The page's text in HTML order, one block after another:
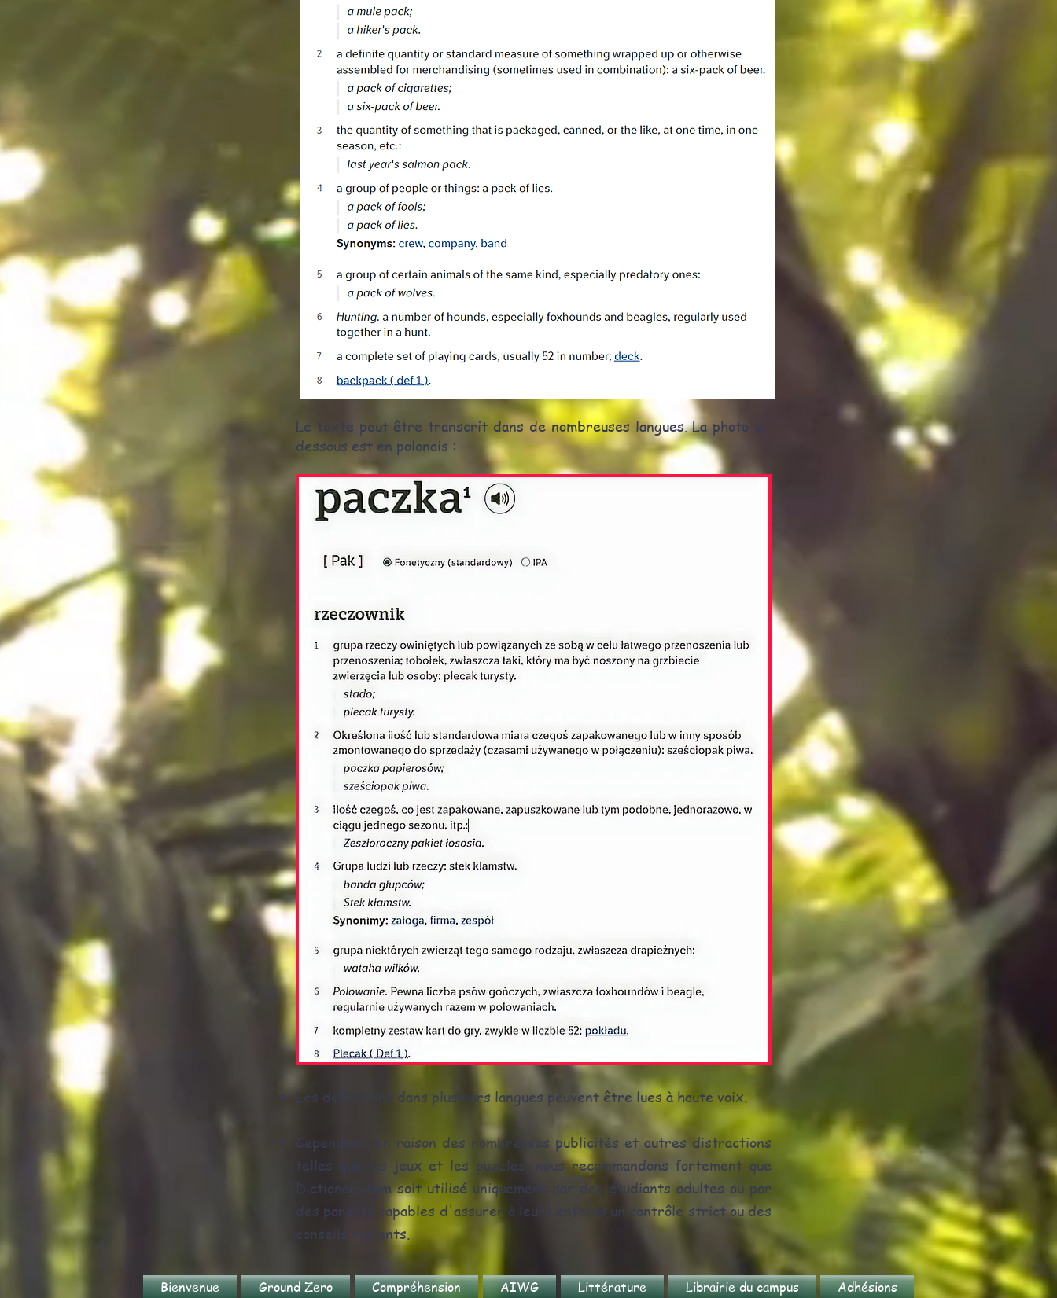
Le texte peut être transcrit dans de nombreuses langues. La photo ci-
dessous est en polonais :
Les définitions dans plusieurs langues peuvent être lues à haute voix.
Cependant, en raison des nombreuses publicités et autres distractions
telles que les jeux et les puzzles, nous recommandons fortement que
Dictionary.com soit utilisé uniquement par des étudiants adultes ou par
des parents capables d'assurer à leurs enfants un contrôle strict ou des
conseils vigilants.
Bienvenue Ground Zero Compréhension AIWG Littérature Librairie du campus Adhésions